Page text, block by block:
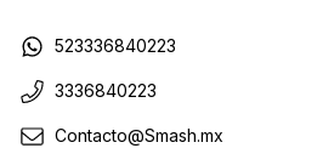
523336840223
3336840223
Contacto@Smash.mx